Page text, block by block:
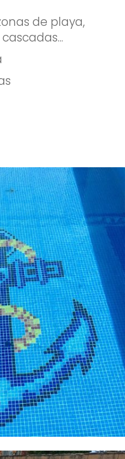
de playa,